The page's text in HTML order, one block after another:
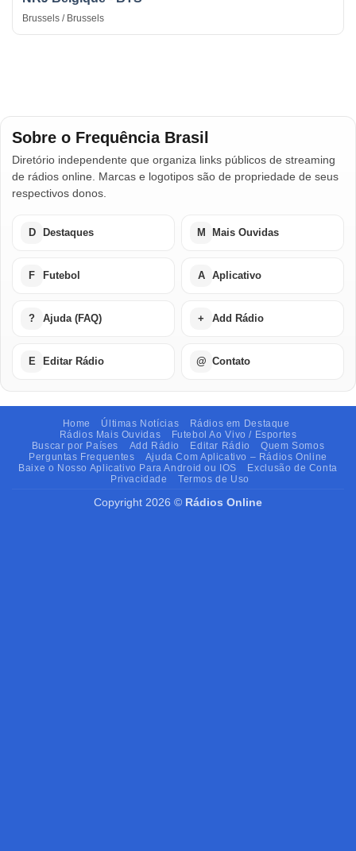
Brussels / Brussels
Sobre o Frequência Brasil
Diretório independente que organiza links públicos de streaming
de rádios online. Marcas e logotipos são de propriedade de seus
respectivos donos.
D Destaques M Mais Ouvidas
F Futebol A Aplicativo
? Ajuda (FAQ) + Add Rádio
E Editar Rádio @ Contato
Home Últimas Notícias
Rádios em Destaque
Rádios Mais Ouvidas
Futebol Ao Vivo / Esportes
Buscar por Países
Add Rádio Editar Rádio
Quem Somos
Perguntas Frequentes
Ajuda Com Aplicativo – Rádios Online
Baixe o Nosso Aplicativo Para Android ou IOS
Exclusão de Conta
Privacidade
Termos de Uso
Copyright 2026 © Rádios Online